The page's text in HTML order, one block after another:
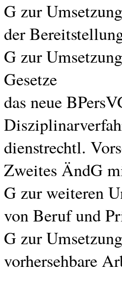
G zur
der
G zur
Gesetze
das neue
dienstrechtl.
Zweites ÄndG
G zur weiteren
von Beruf und
G zur
vorhersehbare